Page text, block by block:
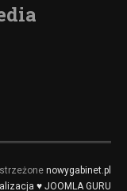
nowygabinet.pl
♥ JOOMLA GURU